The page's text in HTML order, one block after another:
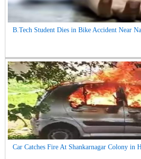
B.Tech Student Dies in Bike Accident Near
Car Catches Fire At Shankarnagar Colony in